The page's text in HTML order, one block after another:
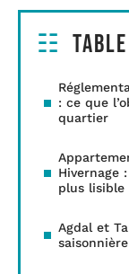
: ce que
quartier
Hivernage
plus lisible
Agdal et